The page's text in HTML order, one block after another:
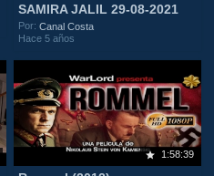
SAMIRA JALIL 29-08-2021
Por:Canal Costa
Hace 5 años
1:58:39